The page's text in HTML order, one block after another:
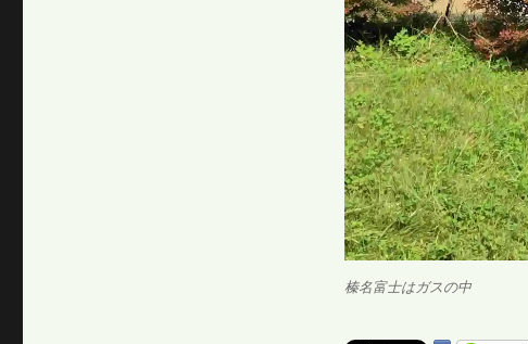
榛名富士はガスの中